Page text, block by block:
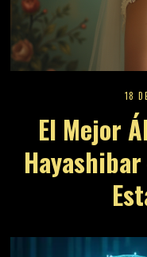
18
El Mejor
Hayashibar